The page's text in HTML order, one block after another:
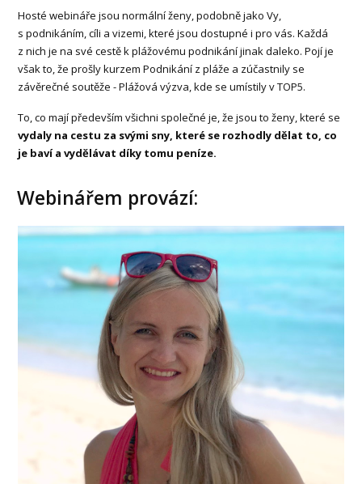
Hosté webináře jsou normální ženy, podobně jako Vy,
s podnikáním, cíli a vizemi, které jsou dostupné i pro vás. Každá
z nich je na své cestě k plážovému podnikání jinak daleko. Pojí je
však to, že prošly kurzem Podnikání z pláže a zúčastnily se
závěrečné soutěže - Plážová výzva, kde se umístily v TOP5.
To, co mají především všichni společné je, že jsou to ženy, které se
vydaly na cestu za svými sny, které se rozhodly dělat to, co
je baví a vydělávat díky tomu peníze.
Webinářem provází: